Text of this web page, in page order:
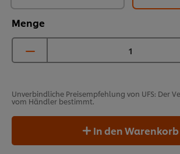
Menge
Unverbindliche Preisempfehlung von UFS: Der
vom Händler bestimmt.
In den Warenkorb